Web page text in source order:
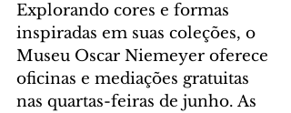
Explorando cores e formas
inspiradas em suas coleções, o
Museu Oscar Niemeyer oferece
oficinas e mediações gratuitas
nas quartas-feiras de junho. As